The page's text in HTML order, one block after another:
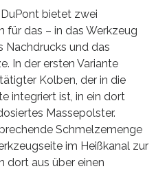
bietet zwei
für das – in das Werkzeug
Nachdrucks und das
In der ersten Variante
Kolben, der in die
integriert ist, in ein dort
Massepolster.
Schmelzemenge
im Heißkanal zur
dort aus über einen